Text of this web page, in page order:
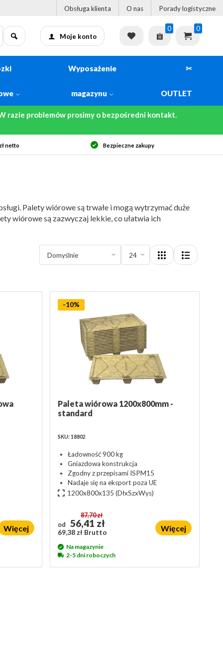
Obsługa klienta O nas Porady logistyczne
Moje konto
0 0
Wyposażenie
magazynu
✂
OUTLET
razie problemów prosimy o bezpośredni kontakt.
Szybka dostawa
Palety wiórowe są trwałe i mogą wytrzymać duże
wiórowe są zazwyczaj lekkie, co ułatwia ich
Więcej
-10%
Paleta wiórowa 1200x800mm -
standard
SKU: 18802
Ładowność 900 kg
Gniazdowa konstrukcja
Zgodny z przepisami ISPM15
Nadaje się na eksport poza UE
1200x800x135 (DłxSzxWys)
od
87,70 zł
56,41 zł
69,38 zł Brutto Więcej
Na magazynie
2-5 dni roboczych